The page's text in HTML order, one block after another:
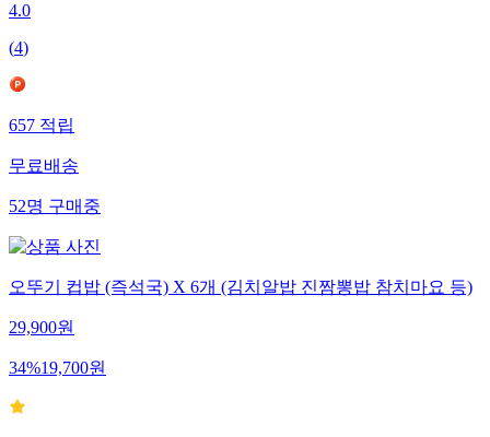
4.0
(4)
657적립
무료배송
52명구매중
오뚜기 컵밥 (즉석국) X 6개 (김치알밥 진짬뽕밥 참치마요 등)
29,900원
34%19,700원